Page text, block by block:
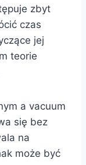
zbyt
czas
jej
teorie
a vacuum
się bez
na
może być